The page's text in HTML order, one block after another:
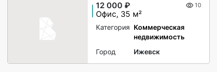
12 000 ₽ 10
Офис, 35 м²
Категория Коммерческая
недвижимость
Город
Ижевск